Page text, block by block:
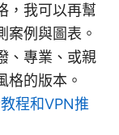
，我可以再幫
案例與圖表。
、專業、或親
格的版本。
程和VPN推